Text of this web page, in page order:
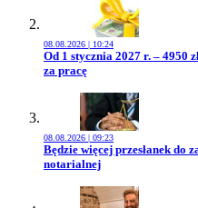
08.08.2026 | 10:24
Przejdź do artykułu:
Od 1 stycznia 2027 r. – 4950
za pracę
08.08.2026 | 09:23
Przejdź do artykułu:
Będzie więcej przesłanek do
notarialnej